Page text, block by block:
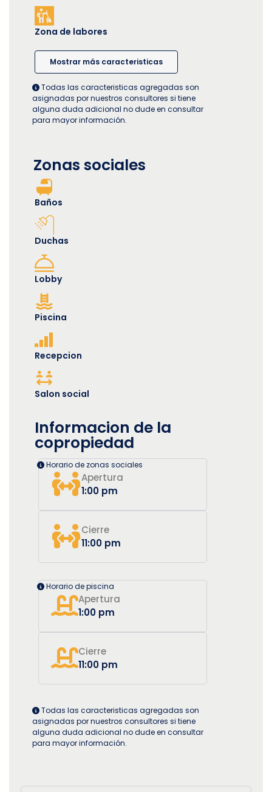
Zona de labores
Mostrar más caracteristicas
Todas las caracteristicas agregadas son
asignadas por nuestros consultores si tiene
alguna duda adicional no dude en consultar
para mayor información.
Zonas sociales
Baños
Duchas
Lobby
Piscina
Recepcion
Salon social
Informacion de la
copropiedad
Horario de zonas sociales
Apertura
1:00 pm
Cierre
11:00 pm
Horario de piscina
Apertura
1:00 pm
Cierre
11:00 pm
Todas las caracteristicas agregadas son
asignadas por nuestros consultores si tiene
alguna duda adicional no dude en consultar
para mayor información.